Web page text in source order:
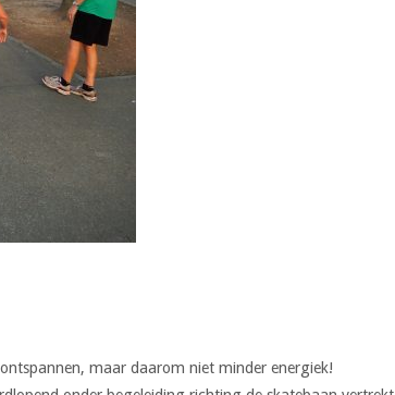
maar daarom niet minder energiek!